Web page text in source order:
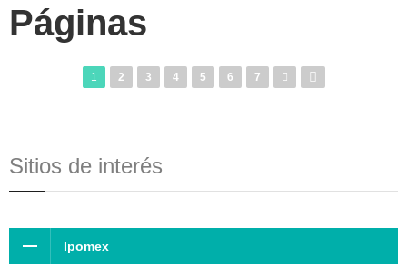
Páginas
1 2 3 4 5 6 7
Sitios de interés
Ipomex